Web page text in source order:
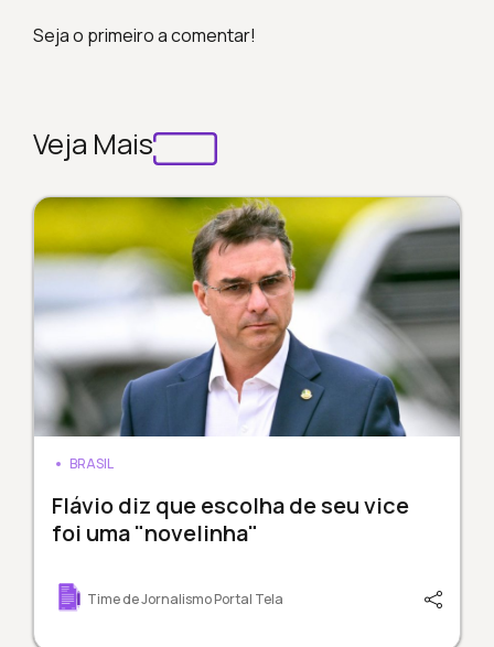
Seja o primeiro a comentar!
Veja Mais
BRASIL
Flávio diz que escolha de seu vice
foi uma "novelinha"
Time de Jornalismo Portal Tela